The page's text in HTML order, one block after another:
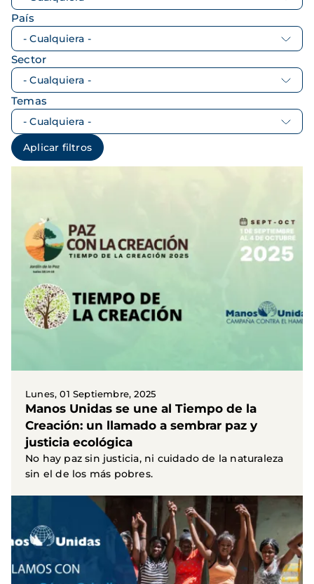
País
Sector
Temas
Lunes, 01 Septiembre, 2025
Manos Unidas se une al Tiempo de la
Creación: un llamado a sembrar paz y
justicia ecológica
No hay paz sin justicia, ni cuidado de la naturaleza
sin el de los más pobres.